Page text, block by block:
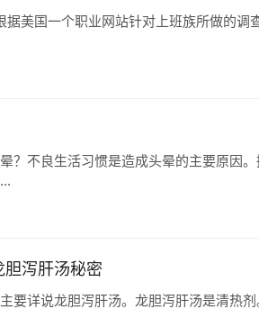
据美国一个职业网站针对上班族所做的调
？不良生活习惯是造成头晕的主要原因
泻肝汤秘密
要详说龙胆泻肝汤。龙胆泻肝汤是清热